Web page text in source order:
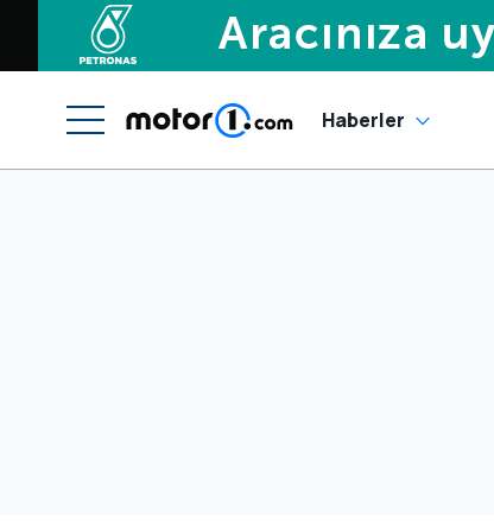
Haberler